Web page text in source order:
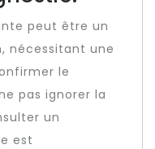
peut être un
nécessitant une
le
pas ignorer la
un
est